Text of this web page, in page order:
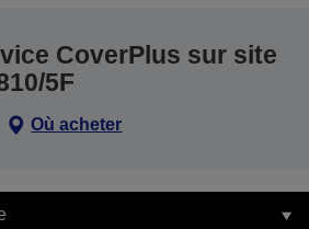
CoverPlus sur site
5F
Où acheter